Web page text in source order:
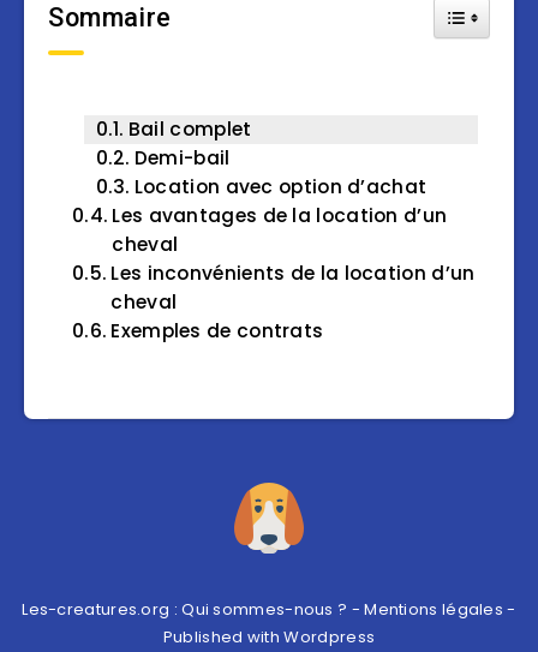
Sommaire Toggle
Bail complet
Demi-bail
Location avec option d’achat
Les avantages de la location d’un
cheval
Les inconvénients de la location d’un
cheval
Exemples de contrats
Les-creatures.org :Qui sommes-nous ? -Mentions légales -
Published withWordpress